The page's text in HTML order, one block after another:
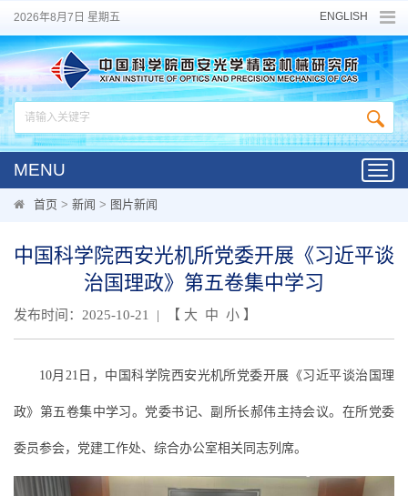
2026年8月7日 星期五 ENGLISH
MENU
首页 > 新闻 > 图片新闻
中国科学院西安光机所党委开展《习近平谈
治国理政》第五卷集中学习
发布时间：2025-10-21 | 【 大 中 小 】
10月21日，中国科学院西安光机所党委开展《习近平谈治国理
政》第五卷集中学习。党委书记、副所长郝伟主持会议。在所党委
委员参会，党建工作处、综合办公室相关同志列席。